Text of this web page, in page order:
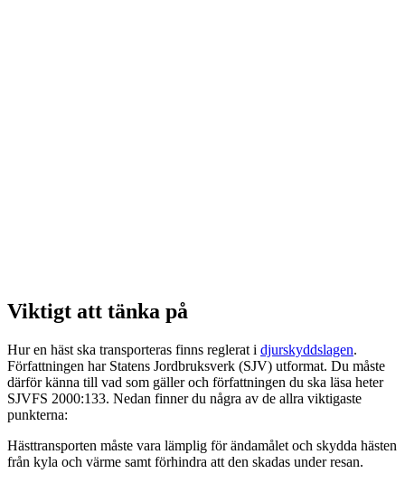
Viktigt att tänka på
Hur en häst ska transporteras finns reglerat i djurskyddslagen.
Författningen har Statens Jordbruksverk (SJV) utformat. Du måste
därför känna till vad som gäller och författningen du ska läsa heter
SJVFS 2000:133. Nedan finner du några av de allra viktigaste
punkterna:
Hästtransporten måste vara lämplig för ändamålet och skydda hästen
från kyla och värme samt förhindra att den skadas under resan.